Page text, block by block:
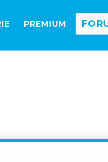
PREMIUM